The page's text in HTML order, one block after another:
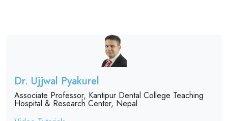
Dr. Ujjwal Pyakurel
Associate Professor, Kantipur Dental College Teaching
Hospital & Research Center, Nepal